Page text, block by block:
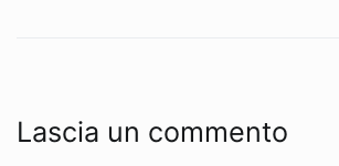
Lascia un commento